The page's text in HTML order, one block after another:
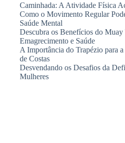
Caminhada: A Atividade Física
Como o Movimento Regular
Saúde Mental
Descubra os Benefícios do Muay
Emagrecimento e Saúde
A Importância do Trapézio para
de Costas
Desvendando os Desafios da
Mulheres